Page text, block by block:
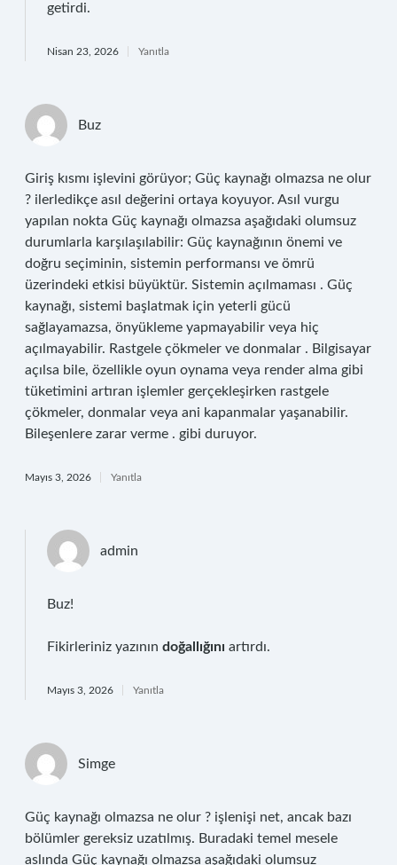
getirdi.
Nisan 23, 2026 Yanıtla
Buz
Giriş kısmı işlevini görüyor; Güç kaynağı olmazsa ne olur
? ilerledikçe asıl değerini ortaya koyuyor. Asıl vurgu
yapılan nokta Güç kaynağı olmazsa aşağıdaki olumsuz
durumlarla karşılaşılabilir: Güç kaynağının önemi ve
doğru seçiminin, sistemin performansı ve ömrü
üzerindeki etkisi büyüktür. Sistemin açılmaması . Güç
kaynağı, sistemi başlatmak için yeterli gücü
sağlayamazsa, önyükleme yapmayabilir veya hiç
açılmayabilir. Rastgele çökmeler ve donmalar . Bilgisayar
açılsa bile, özellikle oyun oynama veya render alma gibi
tüketimini artıran işlemler gerçekleşirken rastgele
çökmeler, donmalar veya ani kapanmalar yaşanabilir.
Bileşenlere zarar verme . gibi duruyor.
Mayıs 3, 2026 Yanıtla
admin
Buz!
Fikirleriniz yazının doğallığını artırdı.
Mayıs 3, 2026 Yanıtla
Simge
Güç kaynağı olmazsa ne olur ? işlenişi net, ancak bazı
bölümler gereksiz uzatılmış. Buradaki temel mesele
aslında Güç kaynağı olmazsa aşağıdaki olumsuz